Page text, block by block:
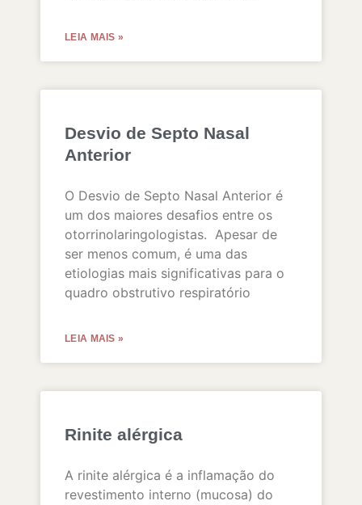
LEIA MAIS »
Desvio de Septo Nasal
Anterior
O Desvio de Septo Nasal Anterior é
um dos maiores desafios entre os
otorrinolaringologistas. Apesar de
ser menos comum, é uma das
etiologias mais significativas para o
quadro obstrutivo respiratório
LEIA MAIS »
Rinite alérgica
A rinite alérgica é a inflamação do
revestimento interno (mucosa) do